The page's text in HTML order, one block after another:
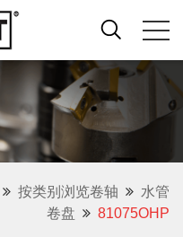
按类别浏览卷轴
水管
卷盘
81075OHP